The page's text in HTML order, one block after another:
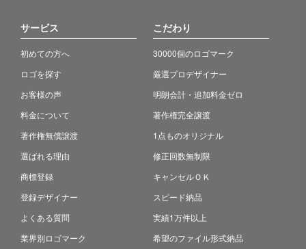
サービス
初めての方へ
ロゴを探す
お客様の声
料金について
著作権無償譲渡
選ばれる理由
商標登録
登録デザイナー
よくある質問
業界別ロゴマーク
こだわり
30000個のロゴマーク
厳選プロデザイナー
明朗会計・追加料金ゼロ
著作権完全譲渡
1点ものオリジナル
修正回数無制限
キャンセルＯＫ
スピード納品
実績1万件以上
希望のファイル形式納品